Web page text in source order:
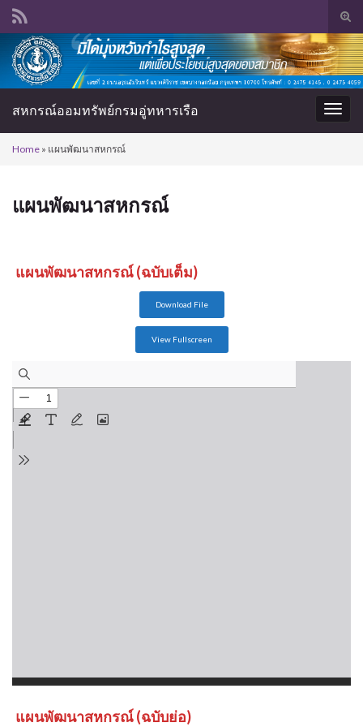
Search for:
สหกรณ์ออมทรัพย์กรมอู่ทหารเรือ
Home » แผนพัฒนาสหกรณ์
แผนพัฒนาสหกรณ์
แผนพัฒนาสหกรณ์ (ฉบับเต็ม)
Download File
View Fullscreen
แผนพัฒนาสหกรณ์ (ฉบับย่อ)